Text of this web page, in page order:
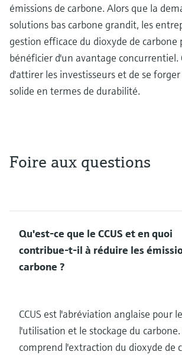
émissions de carbone. Alors que la
solutions bas carbone grandit, les
gestion efficace du dioxyde de carbone
bénéficier d'un avantage concurrentiel.
d'attirer les investisseurs et de se
solide en termes de durabilité.
Foire aux questions
Qu'est-ce que le CCUS et en quoi
contribue-t-il à réduire les
carbone ?
CCUS est l'abréviation anglaise pour
l'utilisation et le stockage du
comprend l'extraction du dioxyde de